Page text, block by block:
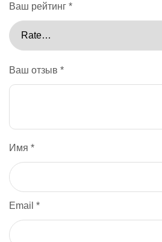
Ваш рейтинг *
Ваш отзыв *
Имя *
Email *